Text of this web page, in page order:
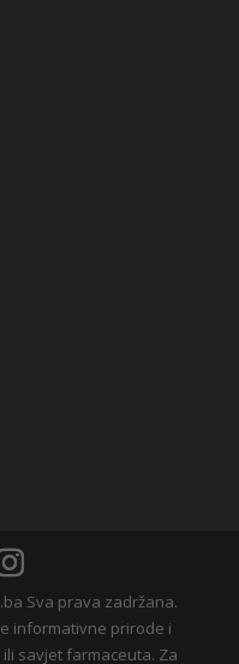
Sva prava zadržana.
informativne prirode i
savjet farmaceuta. Za